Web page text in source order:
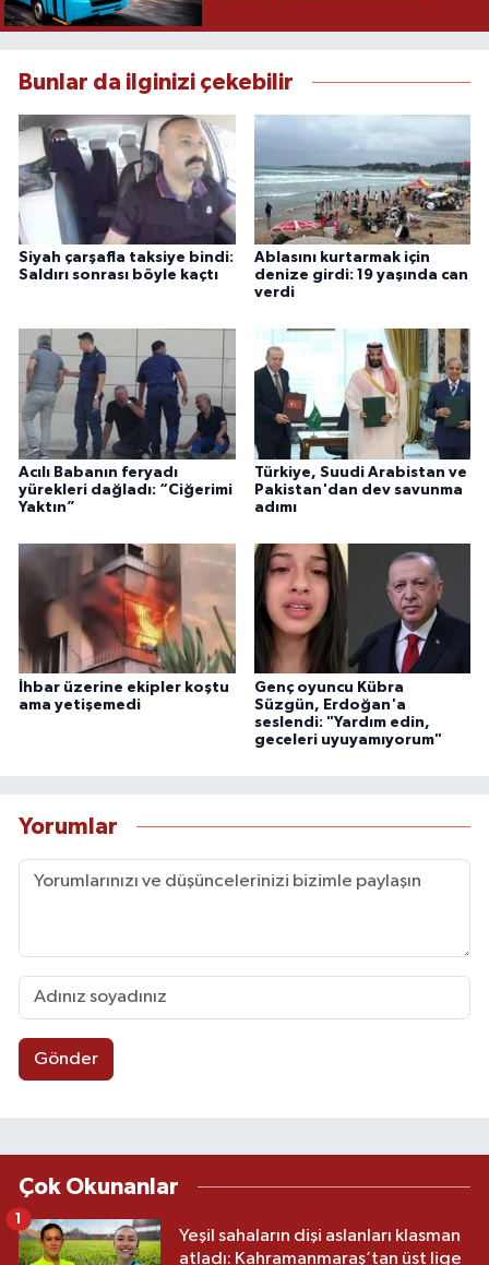
Bunlar da ilginizi çekebilir
Siyah çarşafla taksiye bindi:
Saldırı sonrası böyle kaçtı
Ablasını kurtarmak için
denize girdi: 19 yaşında can
verdi
Acılı Babanın feryadı
yürekleri dağladı: “Ciğerimi
Yaktın”
Türkiye, Suudi Arabistan ve
Pakistan'dan dev savunma
adımı
İhbar üzerine ekipler koştu
ama yetişemedi
Genç oyuncu Kübra
Süzgün, Erdoğan'a
seslendi: "Yardım edin,
geceleri uyuyamıyorum"
Yorumlar
Gönder
Çok Okunanlar
Yeşil sahaların dişi aslanları klasman
atladı: Kahramanmaraş’tan üst lige
1